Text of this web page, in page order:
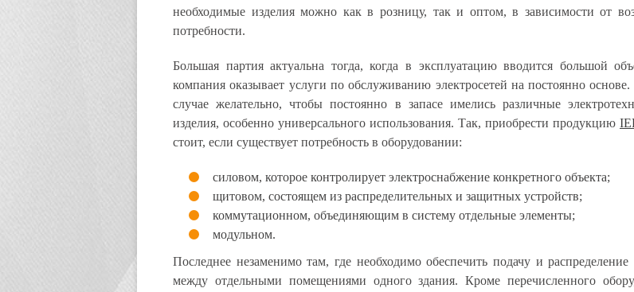
необходимые изделия можно как в розницу, так и оптом, в зависимости от
потребности.
Большая партия актуальна тогда, когда в эксплуатацию вводится большой
компания оказывает услуги по обслуживанию электросетей на постоянно
случае желательно, чтобы постоянно в запасе имелись различные
изделия, особенно универсального использования. Так, приобрести продукцию
стоит, если существует потребность в оборудовании:
силовом, которое контролирует электроснабжение конкретного объекта;
щитовом, состоящем из распределительных и защитных устройств;
коммутационном, объединяющим в систему отдельные элементы;
модульном.
Последнее незаменимо там, где необходимо обеспечить подачу и распределение
между отдельными помещениями одного здания. Кроме перечисленного